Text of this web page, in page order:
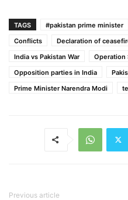
TAGS #pakistan prime minister
Conflicts
Declaration of
India vs Pakistan War
Operation
Opposition parties in India
Prime Minister Narendra Modi
Previous article